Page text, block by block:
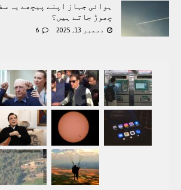
ہوائی جہاز اپنے پیچھے یہ
چھوڑ جاتے ہیں؟
دسمبر 13, 2025 6